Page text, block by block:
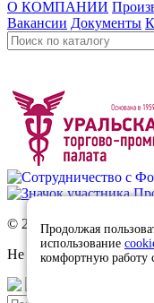
О КОМПАНИИ
Вакансии Документы
© 2026
Не является публичной
Продолжая
использование
комфортную работу